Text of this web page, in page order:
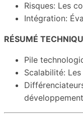
Risques: Les
Intégration:
RÉSUMÉ
Pile
Scalabilité: